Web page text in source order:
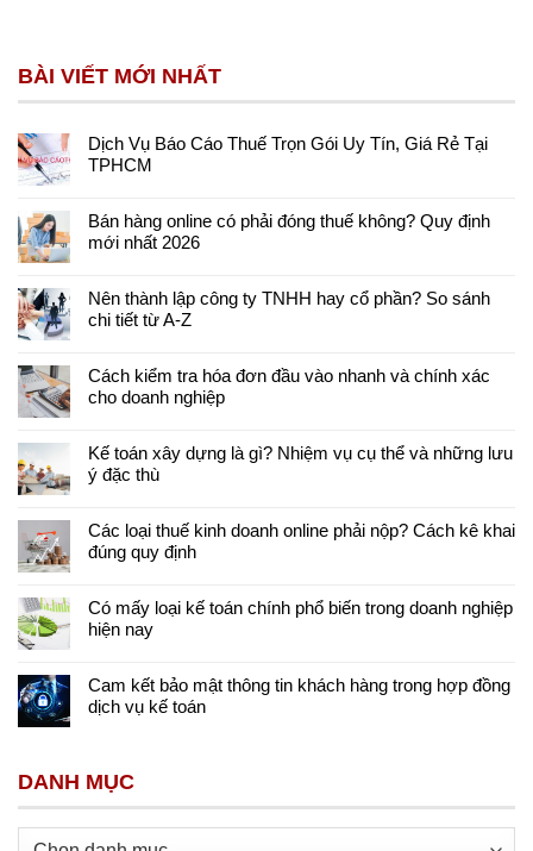
BÀI VIẾT MỚI NHẤT
Dịch Vụ Báo Cáo Thuế Trọn Gói Uy Tín, Giá Rẻ Tại
TPHCM
Bán hàng online có phải đóng thuế không? Quy định
mới nhất 2026
Nên thành lập công ty TNHH hay cổ phần? So sánh
chi tiết từ A-Z
Cách kiểm tra hóa đơn đầu vào nhanh và chính xác
cho doanh nghiệp
Kế toán xây dựng là gì? Nhiệm vụ cụ thể và những lưu
ý đặc thù
Các loại thuế kinh doanh online phải nộp? Cách kê khai
đúng quy định
Có mấy loại kế toán chính phổ biến trong doanh nghiệp
hiện nay
Cam kết bảo mật thông tin khách hàng trong hợp đồng
dịch vụ kế toán
DANH MỤC
Danh